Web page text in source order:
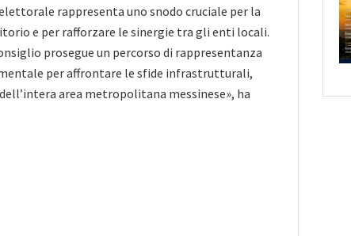
rappresenta uno snodo cruciale per la
e per rafforzare le sinergie tra gli enti locali.
prosegue un percorso di rappresentanza
per affrontare le sfide infrastrutturali,
area metropolitana messinese», ha